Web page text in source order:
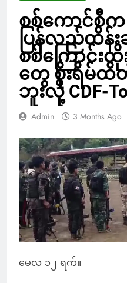
စစ်ကောင်စီ
ပြန်လည်ထိန်း
စစ်ကြောင်းထို
တွေ စိုးရိမ်
ဘူးလို့ CDF-
Admin 3 Months Ago
မေလ ၁၂ ရက်။